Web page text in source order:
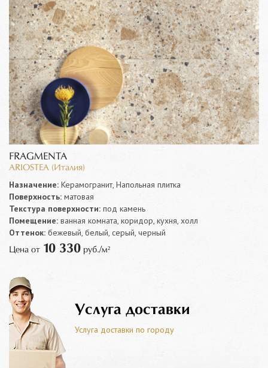
FRAGMENTA
ARIOSTEA (Италия)
Назначение: Керамогранит, Напольная плитка
Поверхность: матовая
Текстура поверхности: под камень
Помещение: ванная комната, коридор, кухня, холл
Оттенок: бежевый, белый, серый, черный
Цена от 10 330 руб./м²
Услуга доставки
Услуга доставки по городу